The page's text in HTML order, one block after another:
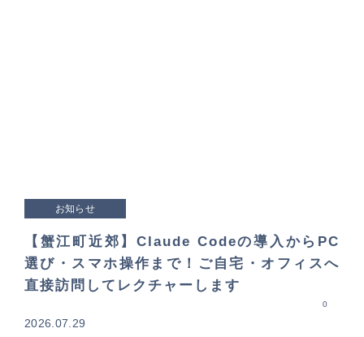
お知らせ
【蟹江町近郊】Claude Codeの導入からPC
選び・スマホ操作まで！ご自宅・オフィスへ
直接訪問してレクチャーします
2026.07.29
0